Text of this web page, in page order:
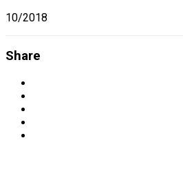
10/2018
Share